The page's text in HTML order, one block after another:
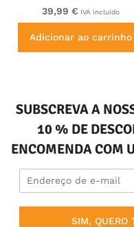
39,99 € IVA incluído
Adicionar ao carrinho
SUBSCREVA A
10 % DE
ENCOMENDA COM
SIM, QUERO